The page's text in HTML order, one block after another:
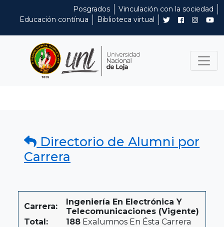
Posgrados
Vinculación con la sociedad
Educación contínua
Biblioteca virtual
Directorio de Alumni por
Carrera
Carrera:
Ingeniería En Electrónica Y
Telecomunicaciones (Vigente)
Total:
188 Exalumnos En Ésta Carrera